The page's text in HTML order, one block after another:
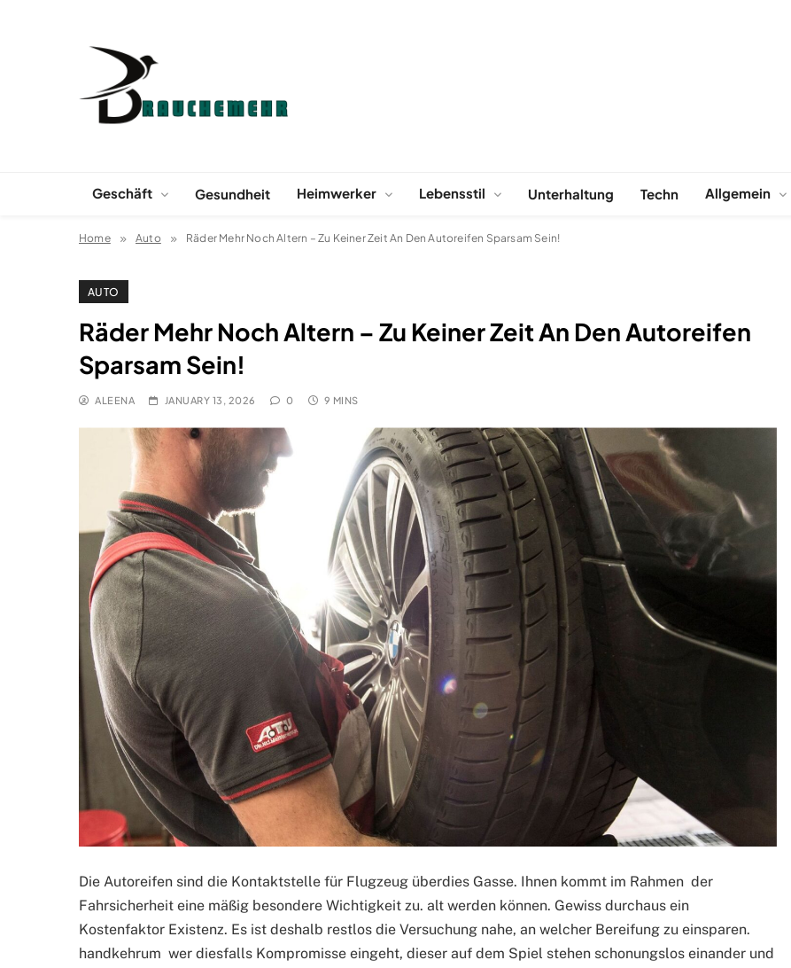
Geschäft Gesundheit Heimwerker Lebensstil Unterhaltung Techn Allgemein
Home Auto Räder Mehr Noch Altern – Zu Keiner Zeit An Den Autoreifen Sparsam Sein!
AUTO
Räder Mehr Noch Altern – Zu Keiner Zeit An Den Autoreifen
Sparsam Sein!
ALEENA JANUARY 13, 2026 0 9 MINS
Die Autoreifen sind die Kontaktstelle für Flugzeug überdies Gasse. Ihnen kommt im Rahmen der
Fahrsicherheit eine mäßig besondere Wichtigkeit zu. alt werden können. Gewiss durchaus ein
Kostenfaktor Existenz. Es ist deshalb restlos die Versuchung nahe, an welcher Bereifung zu einsparen.
handkehrum wer diesfalls Kompromisse eingeht, dieser auf dem Spiel stehen schonungslos einander und